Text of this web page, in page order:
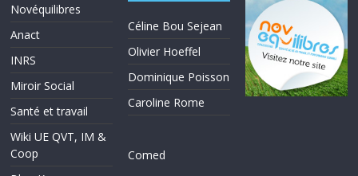
Novéquilibres
Anact
INRS
Miroir Social
Santé et travail
Wiki UE QVT, IM &
Coop
Céline Bou Sejean
Olivier Hoeffel
Dominique Poisson
Caroline Rome
Comed